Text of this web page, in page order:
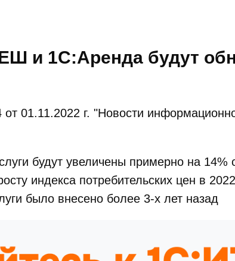
и 1С:Аренда будут
г. "Новости
будут увеличены примерно на
индекса потребительских цен в
было внесено более 3-х лет назад